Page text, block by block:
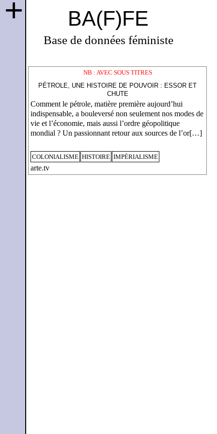
BA(F)FE
Base de données féministe
+
NB : AVEC SOUS TITRES
PÉTROLE, UNE HISTOIRE DE POUVOIR : ESSOR ET
CHUTE
Comment le pétrole, matière première aujourd’hui
indispensable, a bouleversé non seulement nos modes de
vie et l’économie, mais aussi l’ordre géopolitique
mondial ? Un passionnant retour aux sources de l’or[…]
COLONIALISME HISTOIRE IMPÉRIALISME
arte.tv